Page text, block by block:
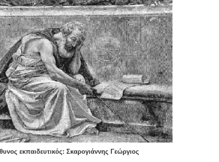
εκπαιδευτικός: Σκαρογιάννης Γεώργιος